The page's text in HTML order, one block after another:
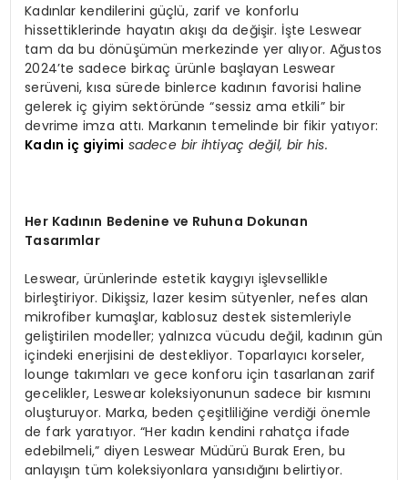
Kadınlar kendilerini güçlü, zarif ve konforlu
hissettiklerinde hayatın akışı da değişir. İşte Leswear
tam da bu dönüşümün merkezinde yer alıyor. Ağustos
2024’te sadece birkaç ürünle başlayan Leswear
serüveni, kısa sürede binlerce kadının favorisi haline
gelerek iç giyim sektöründe “sessiz ama etkili” bir
devrime imza attı. Markanın temelinde bir fikir yatıyor:
Kadın iç giyimi sadece bir ihtiyaç değil, bir his.
Her Kadının Bedenine ve Ruhuna Dokunan
Tasarımlar
Leswear, ürünlerinde estetik kaygıyı işlevsellikle
birleştiriyor. Dikişsiz, lazer kesim sütyenler, nefes alan
mikrofiber kumaşlar, kablosuz destek sistemleriyle
geliştirilen modeller; yalnızca vücudu değil, kadının gün
içindeki enerjisini de destekliyor. Toparlayıcı korseler,
lounge takımları ve gece konforu için tasarlanan zarif
gecelikler, Leswear koleksiyonunun sadece bir kısmını
oluşturuyor. Marka, beden çeşitliliğine verdiği önemle
de fark yaratıyor. “Her kadın kendini rahatça ifade
edebilmeli,” diyen Leswear Müdürü Burak Eren, bu
anlayışın tüm koleksiyonlara yansıdığını belirtiyor.